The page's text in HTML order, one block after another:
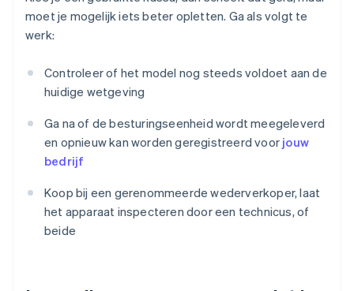
moet je mogelijk iets beter opletten. Ga als volgt te
werk:
Controleer of het model nog steeds voldoet aan de
huidige wetgeving
Ga na of de besturingseenheid wordt meegeleverd
en opnieuw kan worden geregistreerd voor jouw
bedrijf
Koop bij een gerenommeerde wederverkoper, laat
het apparaat inspecteren door een technicus, of
beide